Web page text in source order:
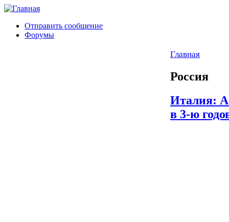
Отправить сообщение
Форумы
Главная
Россия
Италия:
в 3-ю